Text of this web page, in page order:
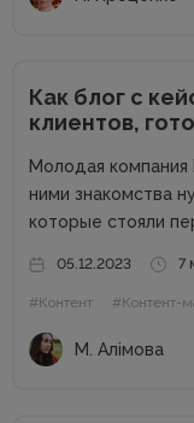
Как блог с
клиентов,
Молодая
ними знакомства
которые стояли
несколько
предлагалась
05.12.2023 7
#Контент #Контент-
М. Алімова